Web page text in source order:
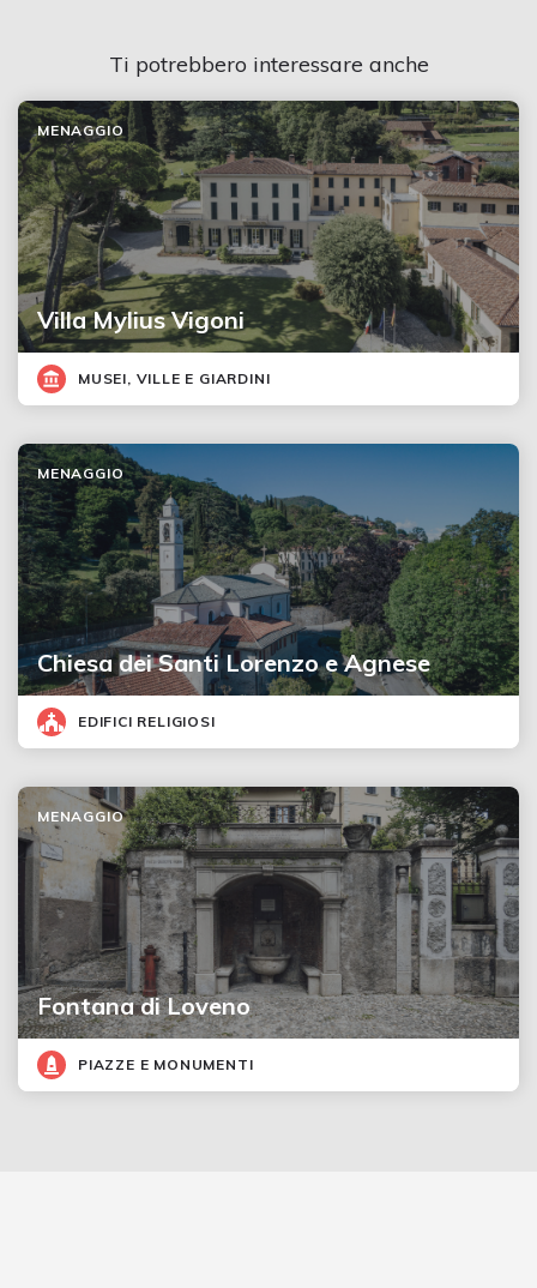
Ti potrebbero interessare anche
Villa Mylius Vigoni
MENAGGIO
MUSEI, VILLE E GIARDINI
Chiesa dei Santi Lorenzo e Agnese
MENAGGIO
EDIFICI RELIGIOSI
Fontana di Loveno
MENAGGIO
PIAZZE E MONUMENTI